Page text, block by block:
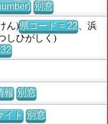
別窓
ん)県コード = 22、浜
しひがしく)
報 別窓
イト 別窓